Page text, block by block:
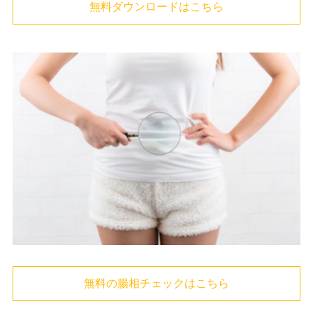
無料ダウンロードはこちら
無料の腸相チェックはこちら